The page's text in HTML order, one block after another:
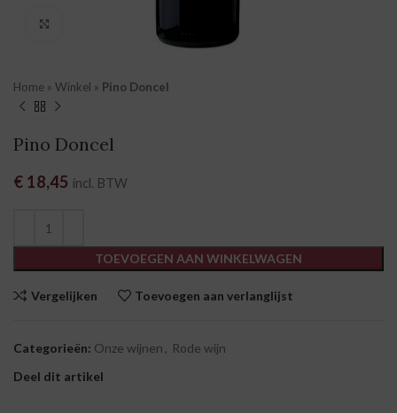
Klik om te vergroten
Home » Winkel » Pino Doncel
Pino Doncel
€ 18,45 incl. BTW
TOEVOEGEN AAN WINKELWAGEN
Vergelijken Toevoegen aan verlanglijst
Categorieën: Onze wijnen , Rode wijn
Deel dit artikel